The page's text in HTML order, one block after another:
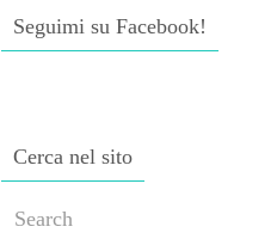
Seguimi su Facebook!
Cerca nel sito